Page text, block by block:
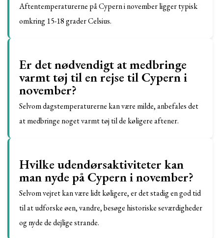
Aftentemperaturerne på Cypern i november ligger typisk
omkring 15-18 grader Celsius.
Er det nødvendigt at medbringe
varmt tøj til en rejse til Cypern i
november?
Selvom dagstemperaturerne kan være milde, anbefales det
at medbringe noget varmt tøj til de køligere aftener.
Hvilke udendørsaktiviteter kan
man nyde på Cypern i november?
Selvom vejret kan være lidt køligere, er det stadig en god tid
til at udforske øen, vandre, besøge historiske seværdigheder
og nyde de dejlige strande.